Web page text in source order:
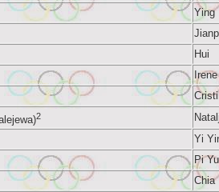
Ying
Hui
Irene
2
Yi
Pi Yu
Chia